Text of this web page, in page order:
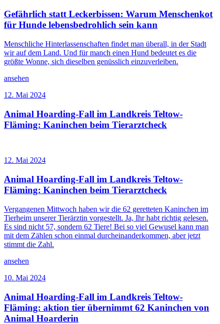
Gefährlich statt Leckerbissen: Warum Menschenkot
für Hunde lebensbedrohlich sein kann
Menschliche Hinterlassenschaften findet man überall, in der Stadt
wir auf dem Land. Und für manch einen Hund bedeutet es die
größte Wonne, sich dieselben genüsslich einzuverleiben.
ansehen
12. Mai 2024
Animal Hoarding-Fall im Landkreis Teltow-
Fläming: Kaninchen beim Tierarztcheck
12. Mai 2024
Animal Hoarding-Fall im Landkreis Teltow-
Fläming: Kaninchen beim Tierarztcheck
Vergangenen Mittwoch haben wir die 62 geretteten Kaninchen im
Tierheim unserer Tierärztin vorgestellt. Ja, Ihr habt richtig gelesen.
Es sind nicht 57, sondern 62 Tiere! Bei so viel Gewusel kann man
mit dem Zählen schon einmal durcheinanderkommen, aber jetzt
stimmt die Zahl.
ansehen
10. Mai 2024
Animal Hoarding-Fall im Landkreis Teltow-
Fläming: aktion tier übernimmt 62 Kaninchen von
Animal Hoarderin